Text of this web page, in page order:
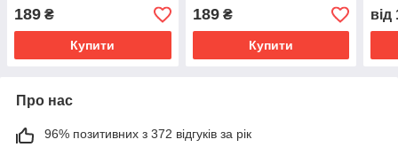
189 ₴
Купити
189₴
Купити
від
Про нас
96% позитивних з 372 відгуків за рік